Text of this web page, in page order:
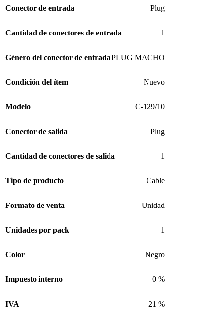
Conector de entrada Plug
Cantidad de conectores de entrada 1
Género del conector de entradaPLUG MACHO
Condición del ítem Nuevo
Modelo C-129/10
Conector de salida Plug
Cantidad de conectores de salida 1
Tipo de producto Cable
Formato de venta Unidad
Unidades por pack 1
Color Negro
Impuesto interno 0 %
IVA 21 %